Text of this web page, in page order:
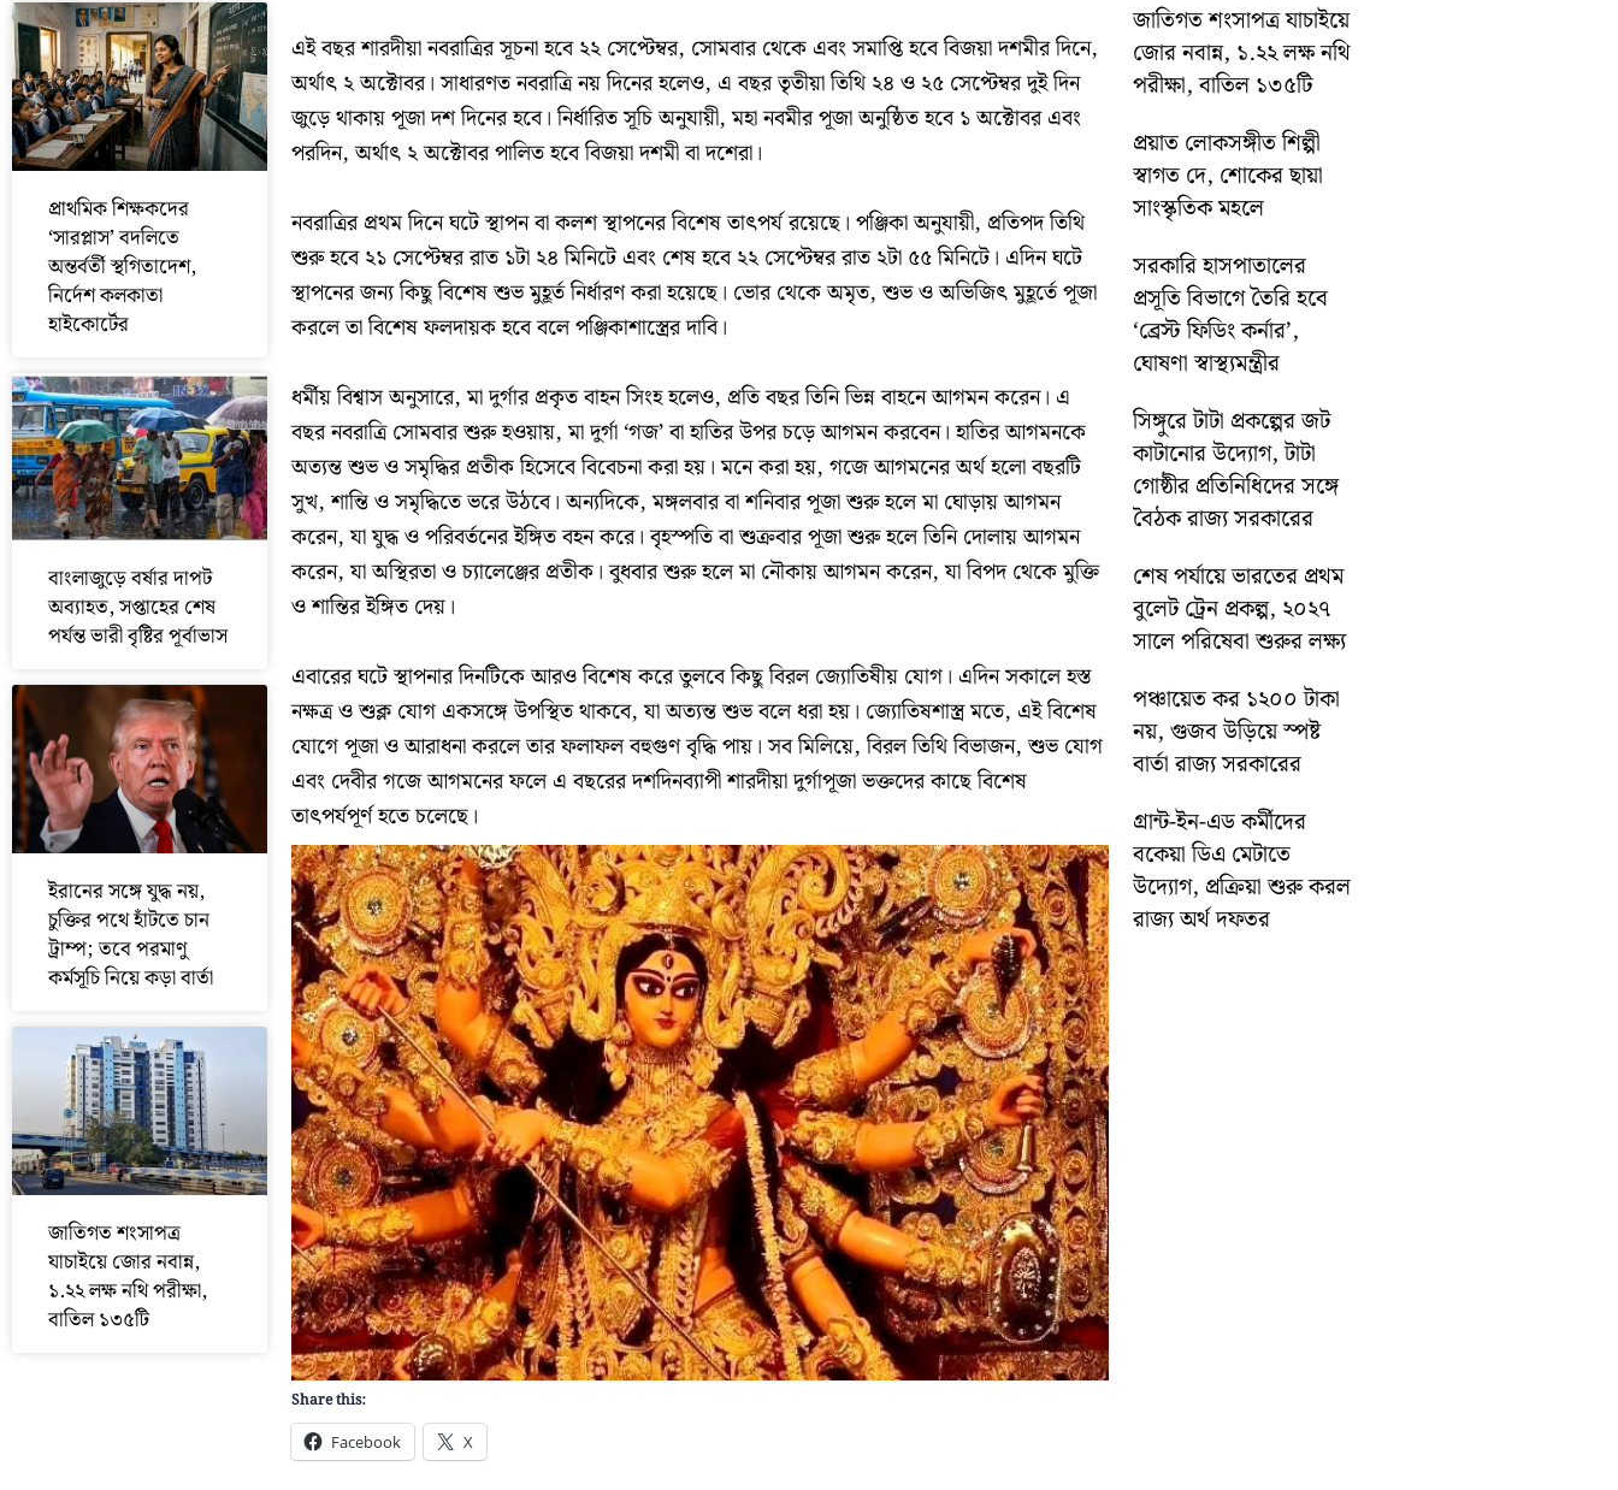
প্রাথমিক শিক্ষকদের
‘সারপ্লাস’ বদলিতে
অন্তর্বর্তী স্থগিতাদেশ,
নির্দেশ কলকাতা
হাইকোর্টের
বাংলাজুড়ে বর্ষার দাপট
অব্যাহত, সপ্তাহের শেষ
পর্যন্ত ভারী বৃষ্টির পূর্বাভাস
ইরানের সঙ্গে যুদ্ধ নয়,
চুক্তির পথে হাঁটতে চান
ট্রাম্প; তবে পরমাণু
কর্মসূচি নিয়ে কড়া বার্তা
জাতিগত শংসাপত্র
যাচাইয়ে জোর নবান্ন,
১.২২ লক্ষ নথি পরীক্ষা,
বাতিল ১৩৫টি
এই বছর শারদীয়া নবরাত্রির সূচনা হবে ২২ সেপ্টেম্বর, সোমবার থেকে এবং সমাপ্তি হবে বিজয়া দশমীর দিনে,
অর্থাৎ ২ অক্টোবর। সাধারণত নবরাত্রি নয় দিনের হলেও, এ বছর তৃতীয়া তিথি ২৪ ও ২৫ সেপ্টেম্বর দুই দিন
জুড়ে থাকায় পূজা দশ দিনের হবে। নির্ধারিত সূচি অনুযায়ী, মহা নবমীর পূজা অনুষ্ঠিত হবে ১ অক্টোবর এবং
পরদিন, অর্থাৎ ২ অক্টোবর পালিত হবে বিজয়া দশমী বা দশেরা।
নবরাত্রির প্রথম দিনে ঘটে স্থাপন বা কলশ স্থাপনের বিশেষ তাৎপর্য রয়েছে। পঞ্জিকা অনুযায়ী, প্রতিপদ তিথি
শুরু হবে ২১ সেপ্টেম্বর রাত ১টা ২৪ মিনিটে এবং শেষ হবে ২২ সেপ্টেম্বর রাত ২টা ৫৫ মিনিটে। এদিন ঘটে
স্থাপনের জন্য কিছু বিশেষ শুভ মুহূর্ত নির্ধারণ করা হয়েছে। ভোর থেকে অমৃত, শুভ ও অভিজিৎ মুহূর্তে পূজা
করলে তা বিশেষ ফলদায়ক হবে বলে পঞ্জিকাশাস্ত্রের দাবি।
ধর্মীয় বিশ্বাস অনুসারে, মা দুর্গার প্রকৃত বাহন সিংহ হলেও, প্রতি বছর তিনি ভিন্ন বাহনে আগমন করেন। এ
বছর নবরাত্রি সোমবার শুরু হওয়ায়, মা দুর্গা ‘গজ’ বা হাতির উপর চড়ে আগমন করবেন। হাতির আগমনকে
অত্যন্ত শুভ ও সমৃদ্ধির প্রতীক হিসেবে বিবেচনা করা হয়। মনে করা হয়, গজে আগমনের অর্থ হলো বছরটি
সুখ, শান্তি ও সমৃদ্ধিতে ভরে উঠবে। অন্যদিকে, মঙ্গলবার বা শনিবার পূজা শুরু হলে মা ঘোড়ায় আগমন
করেন, যা যুদ্ধ ও পরিবর্তনের ইঙ্গিত বহন করে। বৃহস্পতি বা শুক্রবার পূজা শুরু হলে তিনি দোলায় আগমন
করেন, যা অস্থিরতা ও চ্যালেঞ্জের প্রতীক। বুধবার শুরু হলে মা নৌকায় আগমন করেন, যা বিপদ থেকে মুক্তি
ও শান্তির ইঙ্গিত দেয়।
এবারের ঘটে স্থাপনার দিনটিকে আরও বিশেষ করে তুলবে কিছু বিরল জ্যোতিষীয় যোগ। এদিন সকালে হস্ত
নক্ষত্র ও শুক্ল যোগ একসঙ্গে উপস্থিত থাকবে, যা অত্যন্ত শুভ বলে ধরা হয়। জ্যোতিষশাস্ত্র মতে, এই বিশেষ
যোগে পূজা ও আরাধনা করলে তার ফলাফল বহুগুণ বৃদ্ধি পায়। সব মিলিয়ে, বিরল তিথি বিভাজন, শুভ যোগ
এবং দেবীর গজে আগমনের ফলে এ বছরের দশদিনব্যাপী শারদীয়া দুর্গাপূজা ভক্তদের কাছে বিশেষ
তাৎপর্যপূর্ণ হতে চলেছে।
Share this:
Facebook X
জাতিগত শংসাপত্র যাচাইয়ে
জোর নবান্ন, ১.২২ লক্ষ নথি
পরীক্ষা, বাতিল ১৩৫টি
প্রয়াত লোকসঙ্গীত শিল্পী
স্বাগত দে, শোকের ছায়া
সাংস্কৃতিক মহলে
সরকারি হাসপাতালের
প্রসূতি বিভাগে তৈরি হবে
‘ব্রেস্ট ফিডিং কর্নার’,
ঘোষণা স্বাস্থ্যমন্ত্রীর
সিঙ্গুরে টাটা প্রকল্পের জট
কাটানোর উদ্যোগ, টাটা
গোষ্ঠীর প্রতিনিধিদের সঙ্গে
বৈঠক রাজ্য সরকারের
শেষ পর্যায়ে ভারতের প্রথম
বুলেট ট্রেন প্রকল্প, ২০২৭
সালে পরিষেবা শুরুর লক্ষ্য
পঞ্চায়েত কর ১২০০ টাকা
নয়, গুজব উড়িয়ে স্পষ্ট
বার্তা রাজ্য সরকারের
গ্রান্ট-ইন-এড কর্মীদের
বকেয়া ডিএ মেটাতে
উদ্যোগ, প্রক্রিয়া শুরু করল
রাজ্য অর্থ দফতর